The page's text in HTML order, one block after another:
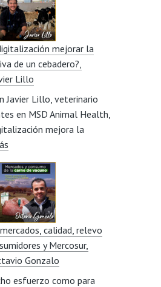
como
ganadera
y
la
visión
social
del
sector,
entrevista
con
Miriam
Beorlegui
mejorar la
de un cebadero?,
Lillo
Javier Lillo, veterinario
en MSD Animal Health,
mejora la
:
puede
la
digitalización
mejorar
la
eficiencia
productiva
de
calidad, relevo
y Mercosur,
Gonzalo
esfuerzo como para